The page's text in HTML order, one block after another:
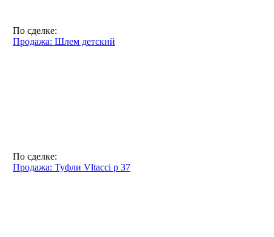
По сделке:
Продажа: Шлем детский
По сделке:
Продажа: Туфли Vltacci р 37